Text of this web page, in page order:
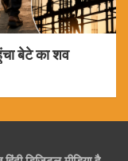
बेटे का शव